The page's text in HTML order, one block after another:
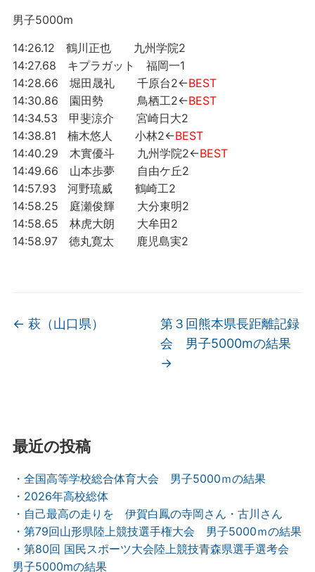
男子5000m
14:26.12 鶴川正也 九州学院2
14:27.68 キプラガット 福岡一1
14:28.66 堀田晟礼 千原台2←BEST
14:30.86 園田勢 鳥栖工2←BEST
14:34.53 甲斐涼介 宮崎日大2
14:38.81 楠木悠人 小林2←BEST
14:40.29 木實優斗 九州学院2←BEST
14:49.66 山本歩夢 自由ケ丘2
14:57.93 河野琉威 鶴崎工2
14:58.25 庭瀬俊輝 大分東明2
14:58.65 林虎大朗 大牟田2
14:58.97 徳丸寛太 鹿児島実2
← 萩（山口県）
第３回熊本県長距離記録
会 男子5000mの結果
→
最近の投稿
・全国高等学校総合体育大会 男子5000ｍの結果
・2026年高校総体
・自己最高の走りを 伊賀白鳳の寺岡さん・古川さん
・第79回山形県陸上競技選手権大会 男子5000ｍの結果
・第80回 国民スポーツ大会陸上競技青森県選手選考会
男子5000mの結果